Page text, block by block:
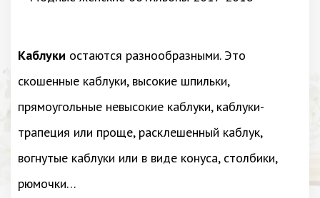
Каблуки остаются разнообразными. Это
скошенные каблуки, высокие шпильки,
прямоугольные невысокие каблуки, каблуки-
трапеция или проще, расклешенный каблук,
вогнутые каблуки или в виде конуса, столбики,
рюмочки…